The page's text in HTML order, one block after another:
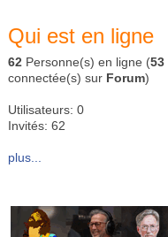
Qui est en ligne
62 Personne(s) en ligne (53
connectée(s) sur Forum)
Utilisateurs: 0
Invités: 62
plus...